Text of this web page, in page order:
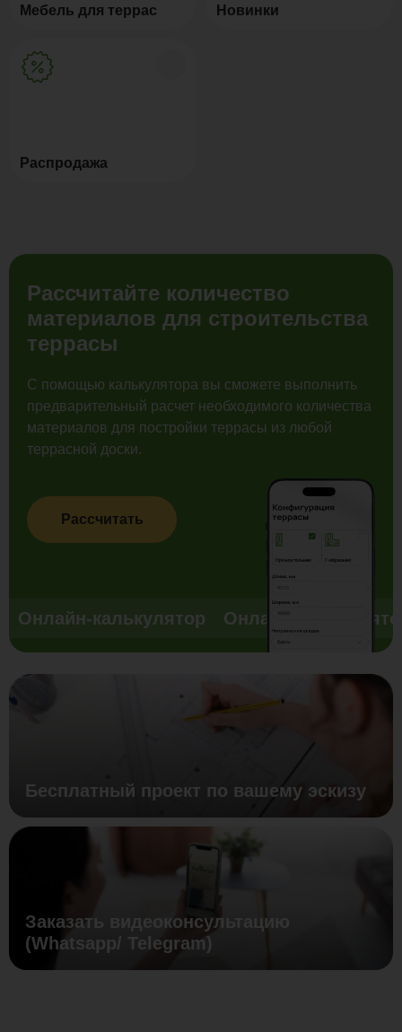
Мебель для террас Новинки
Распродажа
Рассчитайте количество
материалов для строительства
террасы
С помощью калькулятора вы сможете выполнить
предварительный расчет необходимого количества
материалов для постройки террасы из любой
террасной доски.
Рассчитать
Онлайн-калькулятор Онлайн-
Бесплатный проект по вашему эскизу
Заказать видеоконсультацию
(Whatsapp/ Telegram)